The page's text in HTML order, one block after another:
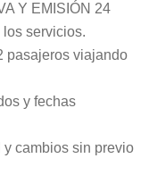
Y EMISIÓN 24
servicios.
pasajeros viajando
y fechas
cambios sin previo